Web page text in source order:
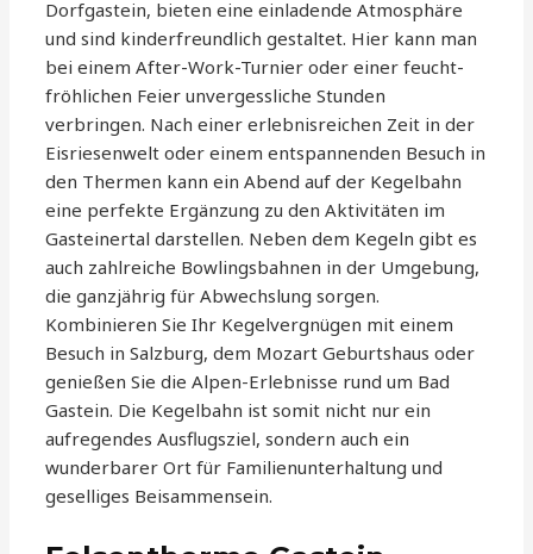
Dorfgastein, bieten eine einladende Atmosphäre
und sind kinderfreundlich gestaltet. Hier kann man
bei einem After-Work-Turnier oder einer feucht-
fröhlichen Feier unvergessliche Stunden
verbringen. Nach einer erlebnisreichen Zeit in der
Eisriesenwelt oder einem entspannenden Besuch in
den Thermen kann ein Abend auf der Kegelbahn
eine perfekte Ergänzung zu den Aktivitäten im
Gasteinertal darstellen. Neben dem Kegeln gibt es
auch zahlreiche Bowlingsbahnen in der Umgebung,
die ganzjährig für Abwechslung sorgen.
Kombinieren Sie Ihr Kegelvergnügen mit einem
Besuch in Salzburg, dem Mozart Geburtshaus oder
genießen Sie die Alpen-Erlebnisse rund um Bad
Gastein. Die Kegelbahn ist somit nicht nur ein
aufregendes Ausflugsziel, sondern auch ein
wunderbarer Ort für Familienunterhaltung und
geselliges Beisammensein.